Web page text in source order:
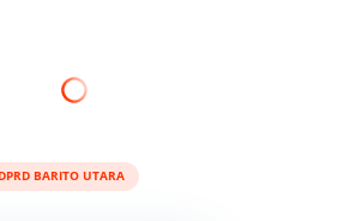
DPRD BARITO UTARA